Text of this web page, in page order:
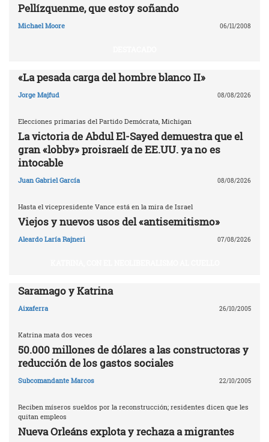
Pellízquenme, que estoy soñando
Michael Moore 06/11/2008
«La pesada carga del hombre blanco II»
Jorge Majfud 08/08/2026
Elecciones primarias del Partido Demócrata, Michigan
La victoria de Abdul El-Sayed demuestra que el
gran «lobby» proisraelí de EE.UU. ya no es
intocable
Juan Gabriel García 08/08/2026
Hasta el vicepresidente Vance está en la mira de Israel
Viejos y nuevos usos del «antisemitismo»
Aleardo Laría Rajneri 07/08/2026
Saramago y Katrina
Aixaferra 26/10/2005
Katrina mata dos veces
50.000 millones de dólares a las constructoras y
reducción de los gastos sociales
Subcomandante Marcos 22/10/2005
Reciben míseros sueldos por la reconstrucción; residentes dicen que les
quitan empleos
Nueva Orleáns explota y rechaza a migrantes